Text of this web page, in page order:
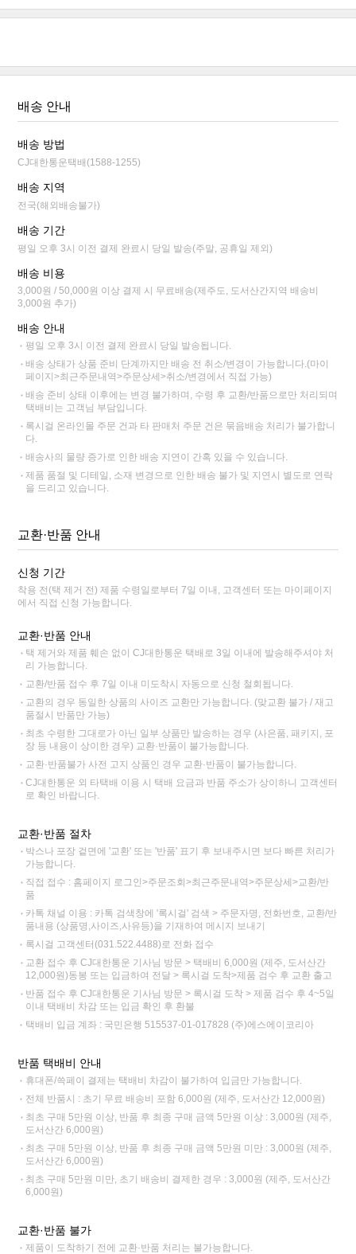
배송 안내
배송 방법
CJ대한통운택배(1588-1255)
배송 지역
전국(해외배송불가)
배송 기간
평일 오후 3시 이전 결제 완료시 당일 발송(주말, 공휴일 제외)
배송 비용
3,000원 / 50,000원 이상 결제 시 무료배송(제주도, 도서산간지역 배송비
3,000원 추가)
배송 안내
평일 오후 3시 이전 결제 완료시 당일 발송됩니다.
배송 상태가 상품 준비 단계까지만 배송 전 취소/변경이 가능합니다.(마이
페이지>최근주문내역>주문상세>취소/변경에서 직접 가능)
배송 준비 상태 이후에는 변경 불가하며, 수령 후 교환/반품으로만 처리되며
택배비는 고객님 부담입니다.
록시걸 온라인몰 주문 건과 타 판매처 주문 건은 묶음배송 처리가 불가합니
다.
배송사의 물량 증가로 인한 배송 지연이 간혹 있을 수 있습니다.
제품 품절 및 디테일, 소재 변경으로 인한 배송 불가 및 지연시 별도로 연락
을 드리고 있습니다.
교환·반품 안내
신청 기간
착용 전(택 제거 전) 제품 수령일로부터 7일 이내, 고객센터 또는 마이페이지
에서 직접 신청 가능합니다.
교환·반품 안내
택 제거와 제품 훼손 없이 CJ대한통운 택배로 3일 이내에 발송해주셔야 처
리 가능합니다.
교환/반품 접수 후 7일 이내 미도착시 자동으로 신청 철회됩니다.
교환의 경우 동일한 상품의 사이즈 교환만 가능합니다. (맞교환 불가 / 재고
품절시 반품만 가능)
최초 수령한 그대로가 아닌 일부 상품만 발송하는 경우 (사은품, 패키지, 포
장 등 내용이 상이한 경우) 교환·반품이 불가능합니다.
교환·반품불가 사전 고지 상품인 경우 교환·반품이 불가능합니다.
CJ대한통운 외 타택배 이용 시 택배 요금과 반품 주소가 상이하니 고객센터
로 확인 바랍니다.
교환·반품 절차
박스나 포장 겉면에 '교환' 또는 '반품' 표기 후 보내주시면 보다 빠른 처리가
가능합니다.
직접 접수 : 홈페이지 로그인>주문조회>최근주문내역>주문상세>교환/반
품
카톡 채널 이용 : 카톡 검색창에 '록시걸' 검색 > 주문자명, 전화번호, 교환/반
품내용 (상품명,사이즈,사유등)을 기재하여 메시지 보내기
록시걸 고객센터(031.522.4488)로 전화 접수
교환 접수 후 CJ대한통운 기사님 방문 > 택배비 6,000원 (제주, 도서산간
12,000원)동봉 또는 입금하여 전달 > 록시걸 도착>제품 검수 후 교환 출고
반품 접수 후 CJ대한통운 기사님 방문 > 록시걸 도착 > 제품 검수 후 4~5일
이내 택배비 차감 또는 입금 확인 후 환불
택배비 입금 계좌 : 국민은행 515537-01-017828 (주)에스에이코리아
반품 택배비 안내
휴대폰/쓱페이 결제는 택배비 차감이 불가하여 입금만 가능합니다.
전체 반품시 : 초기 무료 배송비 포함 6,000원 (제주, 도서산간 12,000원)
최초 구매 5만원 이상, 반품 후 최종 구매 금액 5만원 이상 : 3,000원 (제주,
도서산간 6,000원)
최초 구매 5만원 이상, 반품 후 최종 구매 금액 5만원 미만 : 3,000원 (제주,
도서산간 6,000원)
최초 구매 5만원 미만, 초기 배송비 결제한 경우 : 3,000원 (제주, 도서산간
6,000원)
교환·반품 불가
제품이 도착하기 전에 교환·반품 처리는 불가능합니다.